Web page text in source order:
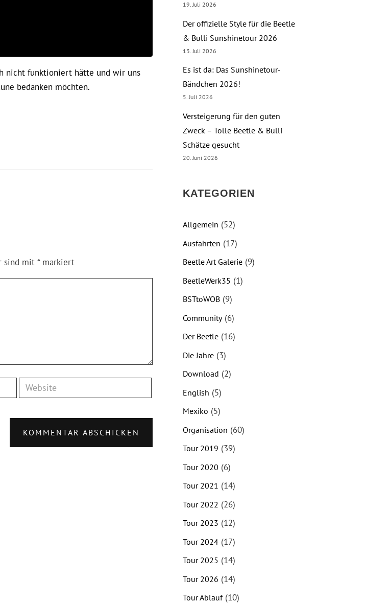
nicht funktioniert hätte und wir uns
bedanken möchten.
sind mit*markiert
KOMMENTAR ABSCHICKEN
19. Juli 2026
Der offizielle Style für die Beetle
& Bulli Sunshinetour 2026
13. Juli 2026
Es ist da: Das Sunshinetour-
Bändchen 2026!
5. Juli 2026
Versteigerung für den guten
Zweck – Tolle Beetle & Bulli
Schätze gesucht
20. Juni 2026
KATEGORIEN
Allgemein (52)
Ausfahrten (17)
Beetle Art Galerie (9)
BeetleWerk35 (1)
BSTtoWOB (9)
Community(6)
Der Beetle (16)
Die Jahre (3)
Download (2)
English (5)
Mexiko (5)
Organisation (60)
Tour 2019 (39)
Tour 2020 (6)
Tour 2021 (14)
Tour 2022 (26)
Tour 2023 (12)
Tour 2024 (17)
Tour 2025 (14)
Tour 2026 (14)
Tour Ablauf(10)